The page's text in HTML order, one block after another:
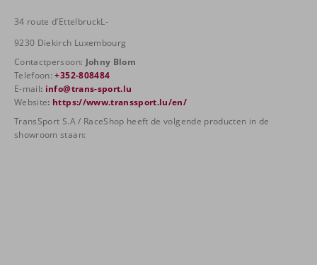
34 route d’EttelbruckL-
9230 Diekirch Luxembourg
Contactpersoon: Johny Blom
Telefoon:+352-808484
E-mail: info@trans-sport.lu
Website: https://www.transsport.lu/en/
TransSport S.A / RaceShop heeft de volgende producten in de
showroom staan: